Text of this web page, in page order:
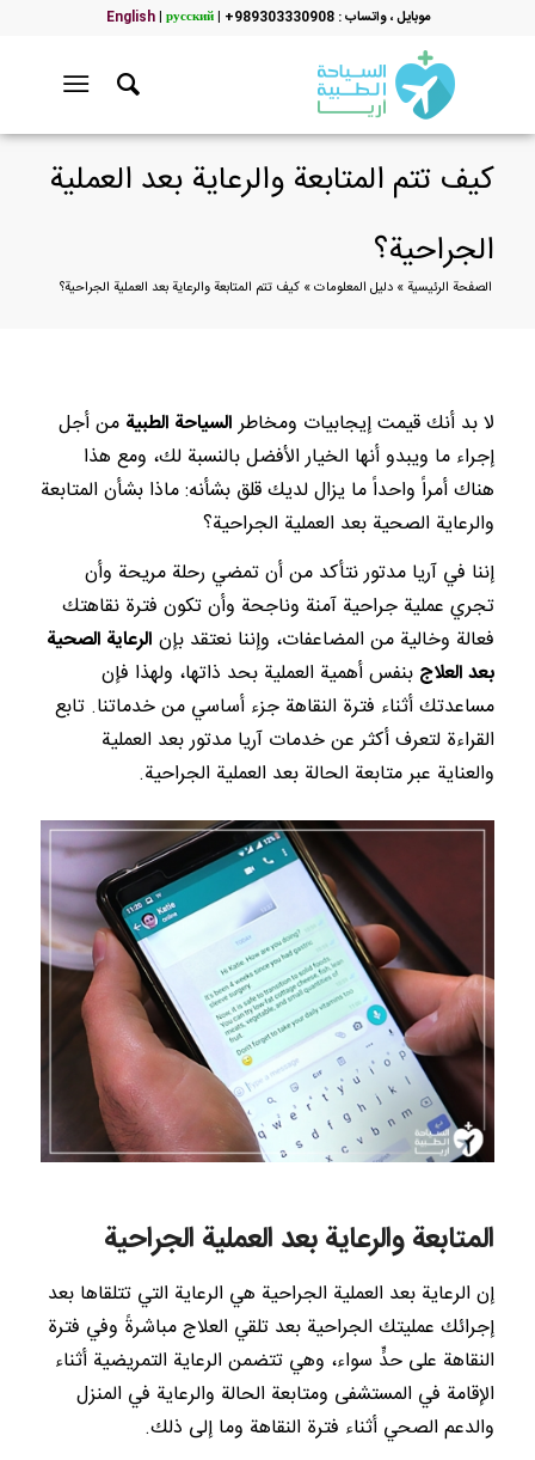
موبایل ، واتساب : 989303330908+ |
English| русский
كيف تتم المتابعة والرعاية بعد العملية
الجراحية؟
الصفحة الرئيسية» دليل المعلومات» كيف تتم المتابعة والرعاية بعد العملية الجراحية؟
لا بد أنك قيمت إيجابيات ومخاطرالسياحة الطبية من أجل
إجراء ما ويبدو أنها الخيار الأفضل بالنسبة لك، ومع هذا
هناك أمراً واحداً ما يزال لديك قلق بشأنه: ماذا بشأن المتابعة
والرعاية الصحية بعد العملية الجراحية؟
إننا في آريا مدتور نتأكد من أن تمضي رحلة مريحة وأن
تجري عملية جراحية آمنة وناجحة وأن تكون فترة نقاهتك
فعالة وخالية من المضاعفات، وإننا نعتقد بإن الرعاية الصحية
بعد العلاج بنفس أهمية العملية بحد ذاتها، ولهذا فإن
مساعدتك أثناء فترة النقاهة جزء أساسي من خدماتنا. تابع
القراءة لتعرف أكثر عن خدمات آريا مدتور بعد العملية
والعناية عبر متابعة الحالة بعد العملية الجراحية.
المتابعة والرعاية بعد العملية الجراحية
إن الرعاية بعد العملية الجراحية هي الرعاية التي تتلقاها بعد
إجرائك عمليتك الجراحية بعد تلقي العلاج مباشرةً وفي فترة
النقاهة على حدٍّ سواء، وهي تتضمن الرعاية التمريضية أثناء
الإقامة في المستشفى ومتابعة الحالة والرعاية في المنزل
والدعم الصحي أثناء فترة النقاهة وما إلى ذلك.